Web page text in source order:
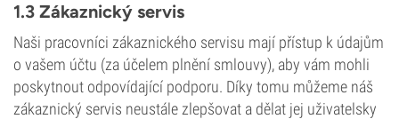
1.3 Zákaznický servis
Naši pracovníci zákaznického servisu mají přístup k údajům
o vašem účtu (za účelem plnění smlouvy), aby vám mohli
poskytnout odpovídající podporu. Díky tomu můžeme náš
zákaznický servis neustále zlepšovat a dělat jej uživatelsky